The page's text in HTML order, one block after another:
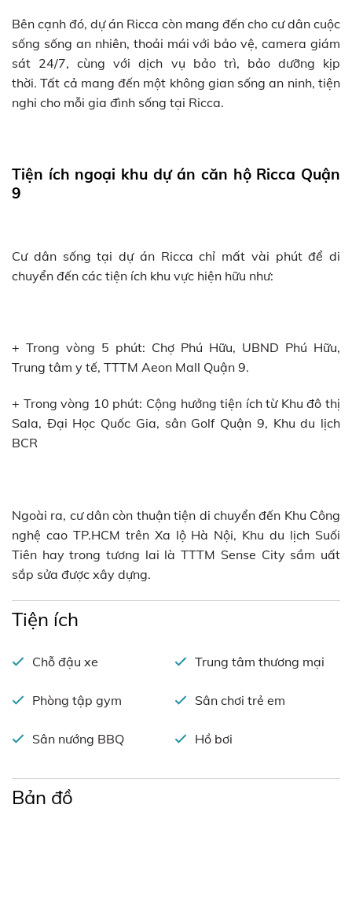
Bên cạnh đó, dự án Ricca còn mang đến cho cư dân cuộc
sống sống an nhiên, thoải mái với bảo vệ, camera giám
sát 24/7, cùng với dịch vụ bảo trì, bảo dưỡng kịp
thời. Tất cả mang đến một không gian sống an ninh, tiện
nghi cho mỗi gia đình sống tại Ricca.
Tiện ích ngoại khu dự án căn hộ Ricca Quận
9
Cư dân sống tại dự án Ricca chỉ mất vài phút để di
chuyển đến các tiện ích khu vực hiện hữu như:
+ Trong vòng 5 phút: Chợ Phú Hữu, UBND Phú Hữu,
Trung tâm y tế, TTTM Aeon Mall Quận 9.
+ Trong vòng 10 phút: Cộng hưởng tiện ích từ Khu đô thị
Sala, Đại Học Quốc Gia, sân Golf Quận 9, Khu du lịch
BCR
Ngoài ra, cư dân còn thuận tiện di chuyển đến Khu Công
nghệ cao TP.HCM trên Xa lộ Hà Nội, Khu du lịch Suối
Tiên hay trong tương lai là TTTM Sense City sầm uất
sắp sửa được xây dựng.
Tiện ích
Chỗ đậu xe Trung tâm thương mại
Phòng tập gym Sân chơi trẻ em
Sân nướng BBQ Hồ bơi
Bản đồ